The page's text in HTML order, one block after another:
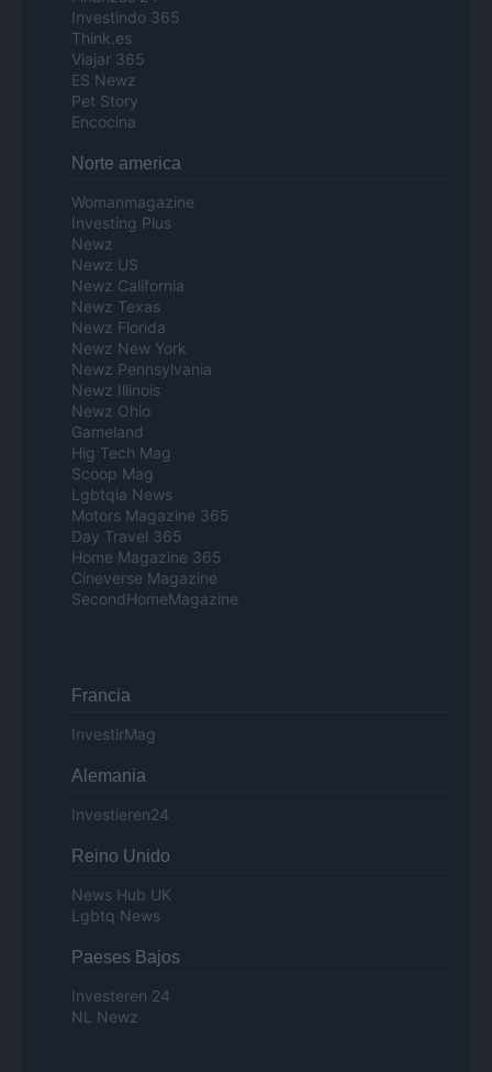
Investindo 365
Think.es
Viajar 365
ES Newz
Pet Story
Encocina
Norte america
Womanmagazine
Investing Plus
Newz
Newz US
Newz California
Newz Texas
Newz Florida
Newz New York
Newz Pennsylvania
Newz Illinois
Newz Ohio
Gameland
Hig Tech Mag
Scoop Mag
Lgbtqia News
Motors Magazine 365
Day Travel 365
Home Magazine 365
Cineverse Magazine
SecondHomeMagazine
Francia
InvestirMag
Alemania
Investieren24
Reino Unido
News Hub UK
Lgbtq News
Paeses Bajos
Investeren 24
NL Newz